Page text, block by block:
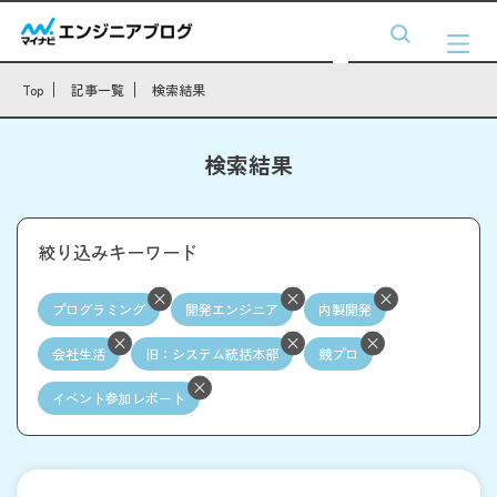
Top 記事一覧 検索結果
検索結果
絞り込みキーワード
プログラミング 開発エンジニア 内製開発
会社生活 旧：システム統括本部 競プロ
イベント参加レポート